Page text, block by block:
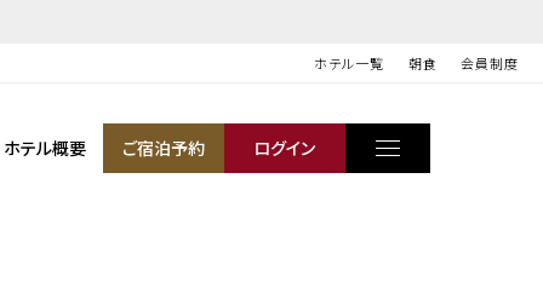
ホテル一覧 朝食 会員制度
ホテル概要 ご宿泊予約 ログイン